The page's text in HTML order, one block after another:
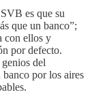
es que su
que un banco”;
con ellos y
por defecto.
del
por los aires